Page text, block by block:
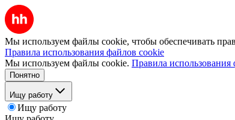
Мы используем файлы cookie, чтобы обеспечивать
Правила использования файлов cookie
Мы используем файлы cookie. Правила использования
Понятно
Ищу работу
Ищу работу